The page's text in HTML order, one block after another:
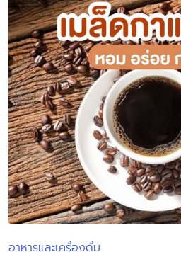
Posted
อาหารและเครื่องดื่ม